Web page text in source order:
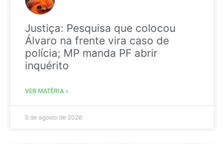
Justiça: Pesquisa que colocou
Álvaro na frente vira caso de
polícia; MP manda PF abrir
inquérito
VER MATÉRIA »
5 de agosto de 2026